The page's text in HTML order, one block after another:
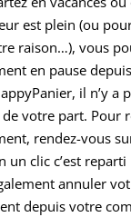
est plein (ou
raison…), vous
en pause
il n’y a
votre part. Pour
rendez-vous
un clic c’est reparti
annuler
depuis votre